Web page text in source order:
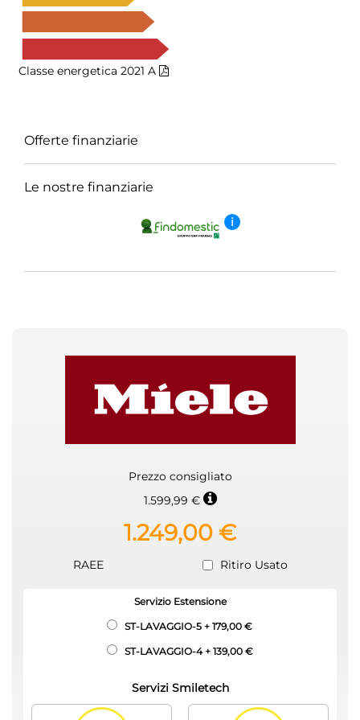
Classe energetica 2021 A
Prezzo consigliato
1.599,99 €
1.249,00 €
RAEE Ritiro Usato
Servizio Estensione
ST-LAVAGGIO-5 + 179,00 €
ST-LAVAGGIO-4+ 139,00 €
Servizi Smiletech
Offerte finanziarie
Le nostre finanziarie
i